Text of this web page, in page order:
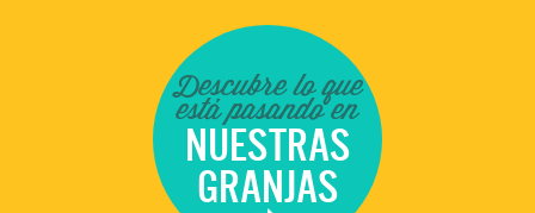
Descubre lo que
está pasando en
NUESTRAS
GRANJAS